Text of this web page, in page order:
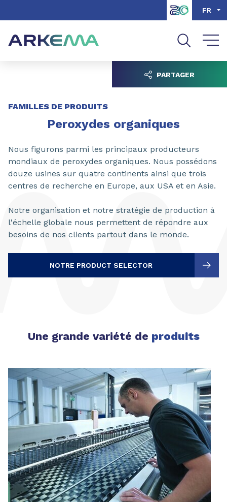
Aller à la recherche
FR
FAMILLES DE PRODUITS
Peroxydes organiques
Nous figurons parmi les principaux producteurs
mondiaux de peroxydes organiques. Nous possédons
douze usines sur quatre continents ainsi que trois
centres de recherche en Europe, aux USA et en Asie.
Notre organisation et notre stratégie de production à
l'échelle globale nous permettent de répondre aux
besoins de nos clients partout dans le monde.
NOTRE PRODUCT SELECTOR
PARTAGER
Une grande variété de produits